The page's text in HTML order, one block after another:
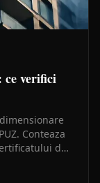
ce verifici
Conteaza
de